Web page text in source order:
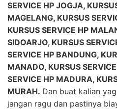
SERVICE HP JOGJA,
MAGELANG, KURSUS
KURSUS SERVICE HP
SIDOARJO, KURSUS
SERVICE HP BANDUNG,
MANADO, KURSUS
SERVICE HP MADURA,
MURAH. Dan buat kalian
jangan ragu dan pastinya